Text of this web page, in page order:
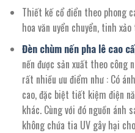
Thiết kế cổ điển theo phong
hoa văn uyển chuyển, tinh
Đèn chùm nến pha lê cao
nến được sản xuất theo công
rất nhiều ưu điểm như : Có
cao, đặc biệt tiết kiệm điện
khác. Cùng với đó nguồn ánh
không chứa tia UV gây hại